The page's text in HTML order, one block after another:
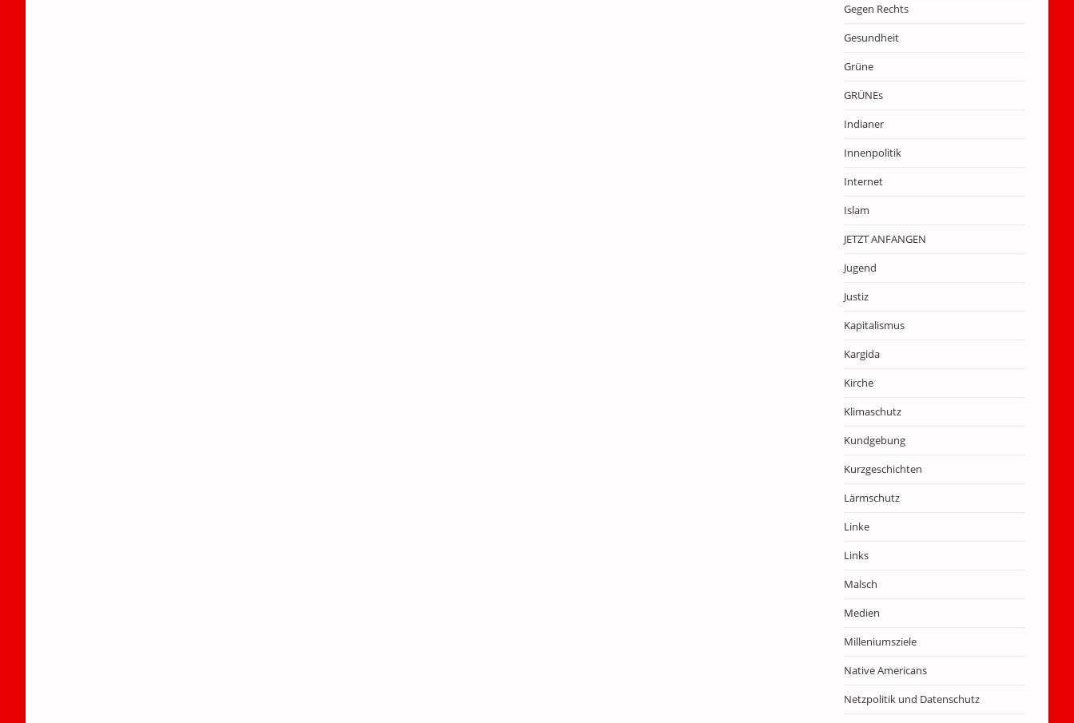
Gegen Rechts
Gesundheit
Grüne
GRÜNEs
Indianer
Innenpolitik
Internet
Islam
JETZT ANFANGEN
Jugend
Justiz
Kapitalismus
Kargida
Kirche
Klimaschutz
Kundgebung
Kurzgeschichten
Lärmschutz
Linke
Links
Malsch
Medien
Milleniumsziele
Native Americans
Netzpolitik und Datenschutz